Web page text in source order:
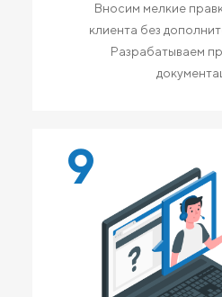
Вносим мелкие
клиента без
Разрабатываем
9